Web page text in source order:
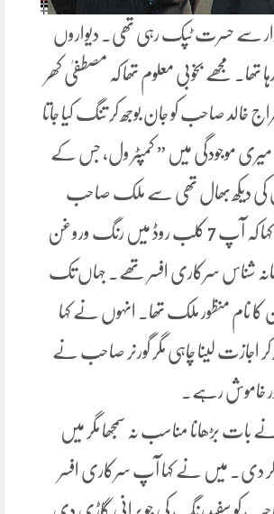
سے حسرت ٹپک رہی تھی۔ دیواروں
تھا۔ مجھے بخوبی معلوم تھا کہ مصطفیٰ کھر
خالد صاحب کو جان بوجھ کر تنگ کیا جاتا
میری موجودگی میں ” کمپٹر ول، جس کے
کی دیکھ بھال تھی سے ملک صاحب
کے پی اے نے کہا کہ آپ 7 کلب روڈ میں رنگ وروغن
شناس سرکاری افسر تھے۔ جہاں تک
کا نام منظور ملک تھا۔ انہوں نے کہا
کر اجازت لینا چاہی مگر گورنر صاحب نے
خاموش رہے۔
بات بڑھانا مناسب نہ سمجھا مگر میں
دی۔ میں نے کہا آپ سرکاری افسر
کو سفید رنگ کی جو پرانی گاڑی دی